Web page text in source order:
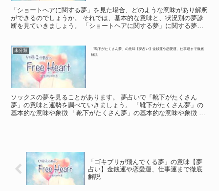
「ショートヘアに関する夢」を見た場合、どのような意味があり解釈
ができるのでしょうか。 それでは、基本的な意味と、状況別の夢診
断を見ていきましょう。 「ショートヘアに関する夢」に関する夢の
未分類
「靴下がたくさん夢」の意味【夢占い】金銭運や恋愛運、仕事運まで徹底
解説
ソックスの夢を見ることがあります。 夢占いで「靴下がたくさん
夢」の意味と運勢を調べていきましょう。 「靴下がたくさん夢」の
基本的な意味や象徴 「靴下がたくさん夢」の基本的な意味や象徴 く
「ゴキブリが飛んでくる夢」の意味【夢
占い】金銭運や恋愛運、仕事運まで徹底
解説